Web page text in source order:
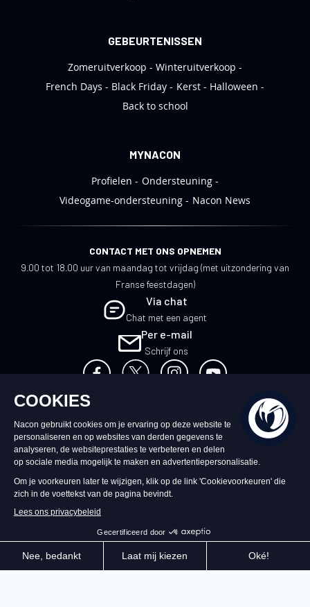
GEBEURTENISSEN
Zomeruitverkoop
Winteruitverkoop
French Days
Black Friday Kerst
Halloween
Back to school
MYNACON
Profielen
Ondersteuning
Videogame-ondersteuning
Nacon News
CONTACT MET ONS OPNEMEN
9.00 tot 18.00 uur van maandag tot vrijdag (met uitzondering van
Franse feestdagen)
Via chat
Chat met een agent
Per e-mail
Schrijf ons
NL
©2026 – Nacon | NACON™ is een
geregistreerd handelsmerk. Alle rechten